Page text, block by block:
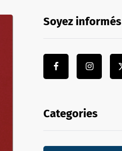
Soyez informés
Categories